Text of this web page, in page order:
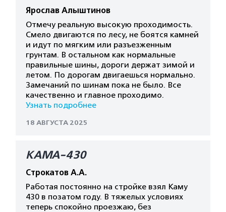
Ярослав Алыштинов
Отмечу реальную высокую проходимость.
Смело двигаются по лесу, не боятся камней
и идут по мягким или разъезженным
грунтам. В остальном как нормальные
правильные шины, дороги держат зимой и
летом. По дорогам двигаешься нормально.
Замечаний по шинам пока не было. Все
качественно и главное проходимо.
Узнать подробнее
18 АВГУСТА 2025
КАМА-430
Строкатов А.А.
Работая постоянно на стройке взял Каму
430 в позатом году. В тяжелых условиях
теперь спокойно проезжаю, без